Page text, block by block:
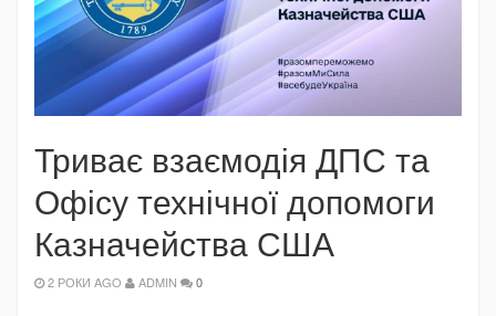
Триває взаємодія ДПС та
Офісу технічної допомоги
Казначейства США
2 РОКИ AGO ADMIN 0